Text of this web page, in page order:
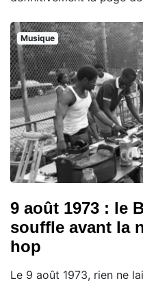
Musique
9 août 1973 : le
souffle avant la
hop
Le 9 août 1973, rien ne